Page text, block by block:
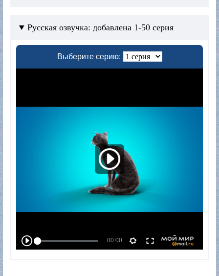
Русская озвучка: добавлена 1-50 серия
Выберите серию: